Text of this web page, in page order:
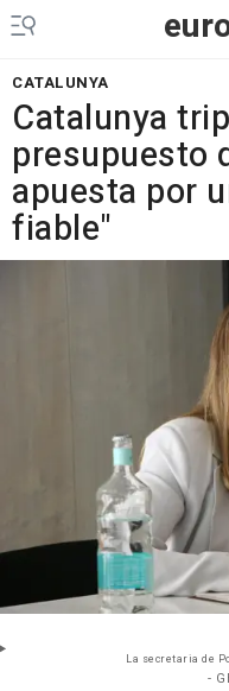
CATALUNYA
Catalunya
presupuesto
apuesta por
fiable"
La secretaria de
-